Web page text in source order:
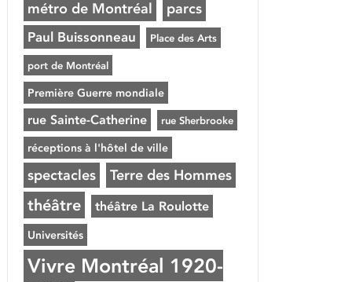
métro de Montréal parcs
Paul Buissonneau Place des Arts
port de Montréal
Première Guerre mondiale
rue Sainte-Catherine rue Sherbrooke
réceptions à l'hôtel de ville
spectacles Terre des Hommes
théâtre théâtre La Roulotte
Universités
Vivre Montréal 1920-